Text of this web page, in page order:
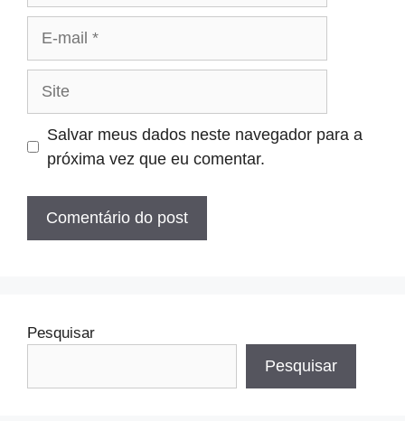
Salvar meus dados neste navegador para a
próxima vez que eu comentar.
Pesquisar
Pesquisar